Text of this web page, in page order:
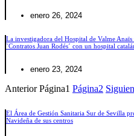
enero 26, 2024
La investigadora del Hospital de Valme
`Contratos Juan Rodés´ con un hospital
enero 23, 2024
Anterior Página1 Página2
El Área de Gestión Sanitaria Sur de Sevilla
Navideña de sus centros